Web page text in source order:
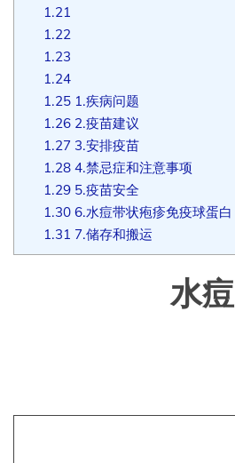
1.21
1.22
1.23
1.24
1.251.疾病问题
1.262.疫苗建议
1.273.安排疫苗
1.284.禁忌症和注意事项
1.295.疫苗安全
1.306.水痘带状疱疹免疫球蛋白
1.31 7.储存和搬运
水痘